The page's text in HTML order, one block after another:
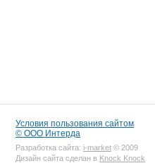
Условия пользования сайтом
© ООО Интерда
Разработка сайта: i-market © 2009
Дизайн сайта сделан в Knock Knock